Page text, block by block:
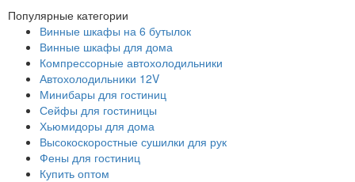
Популярные категории
Винные шкафы на 6 бутылок
Винные шкафы для дома
Компрессорные автохолодильники
Автохолодильники 12V
Минибары для гостиниц
Сейфы для гостиницы
Хьюмидоры для дома
Высокоскоростные сушилки для рук
Фены для гостиниц
Купить оптом